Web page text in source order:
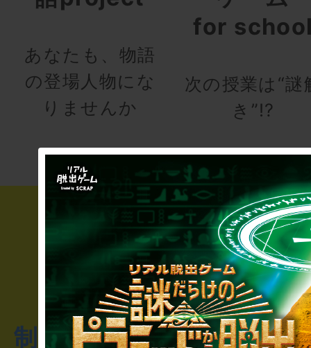
あなたも、物語
の登場人物にな
りませんか
for
次の授業は“謎
き”!?
制作のご相談・コラボレ